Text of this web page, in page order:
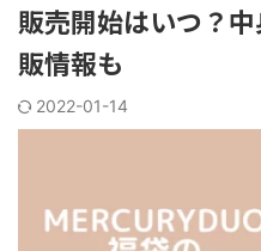
販売開始はいつ？
販情報も
2022-01-14